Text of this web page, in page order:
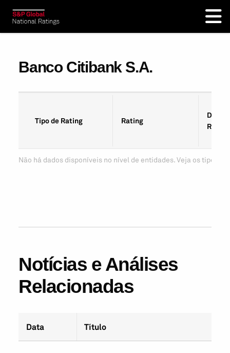
Banco Citibank S.A.
Tipo de Rating Rating
Data
Rating
Não há dados disponíveis no nível de entidades. Veja os tipos
Notícias e Análises
Relacionadas
Data Título